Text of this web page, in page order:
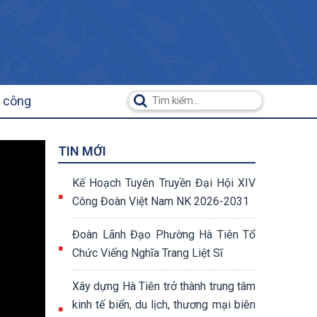
công
TIN MỚI
Kế Hoạch Tuyên Truyền Đại Hội XIV
Công Đoàn Việt Nam NK 2026-2031
Đoàn Lãnh Đạo Phường Hà Tiên Tổ
Chức Viếng Nghĩa Trang Liệt Sĩ
Xây dựng Hà Tiên trở thành trung tâm
kinh tế biển, du lịch, thương mại biên